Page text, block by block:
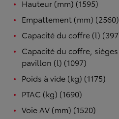
Hauteur (mm) (1595)
Empattement (mm) (2560)
Capacité du coffre (l)
Capacité du coffre,
pavillon (l) (1097)
Poids à vide (kg) (1175)
PTAC (kg) (1690)
Voie AV (mm) (1520)